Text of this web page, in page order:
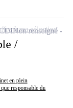
/
en plein
responsable du
Non renseigné
à ma sélection